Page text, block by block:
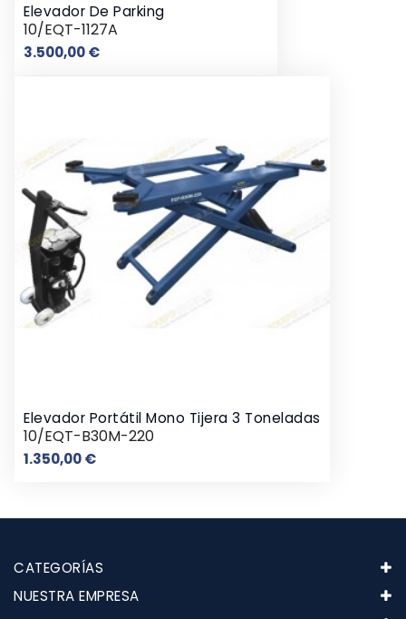
Elevador De Parking
10/EQT-1127A
3.500,00 €Precio
Elevador Portátil Mono Tijera 3 Toneladas
10/EQT-B30M-220
1.350,00 €Precio
CATEGORÍAS
NUESTRA EMPRESA